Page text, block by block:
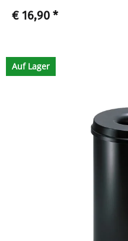
€ 16,90 *
Auf Lager